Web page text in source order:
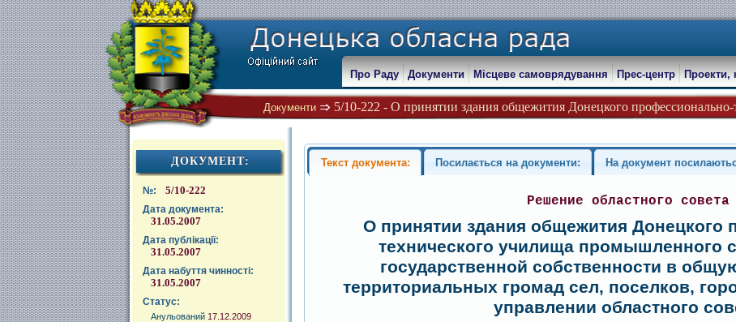
Документи 5/10-222 - О принятии здания общежития Донецкого профессионально-
Про Раду Документи Місцеве самоврядування Прес-центр Проекти,
ДОКУМЕНТ:
№: 5/10-222
Дата документа:
31.05.2007
Дата публікації:
31.05.2007
Дата набуття чинності:
31.05.2007
Статус:
Анульований 17.12.2009
Текст документа: Посилається на документи: На документ
Решение областного совета
О принятии здания общежития Донецкого
технического училища промышленного
государственной собственности в
территориальных громад сел, поселков,
управлении областного